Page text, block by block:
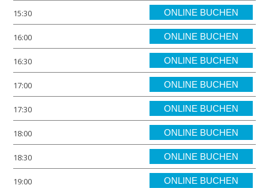
15:30 ONLINE BUCHEN
16:00 ONLINE BUCHEN
16:30 ONLINE BUCHEN
17:00 ONLINE BUCHEN
17:30 ONLINE BUCHEN
18:00 ONLINE BUCHEN
18:30 ONLINE BUCHEN
19:00 ONLINE BUCHEN